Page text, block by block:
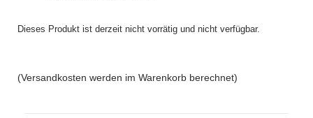
Dieses Produkt ist derzeit nicht vorrätig und nicht verfügbar.
(Versandkosten werden im Warenkorb berechnet)